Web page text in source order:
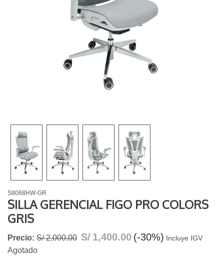
S8068HW-GR
SILLA GERENCIAL FIGO PRO COLORS
GRIS
Precio: S/ 2,000.00 S/ 1,400.00 (-30%) Incluye IGV
Agotado